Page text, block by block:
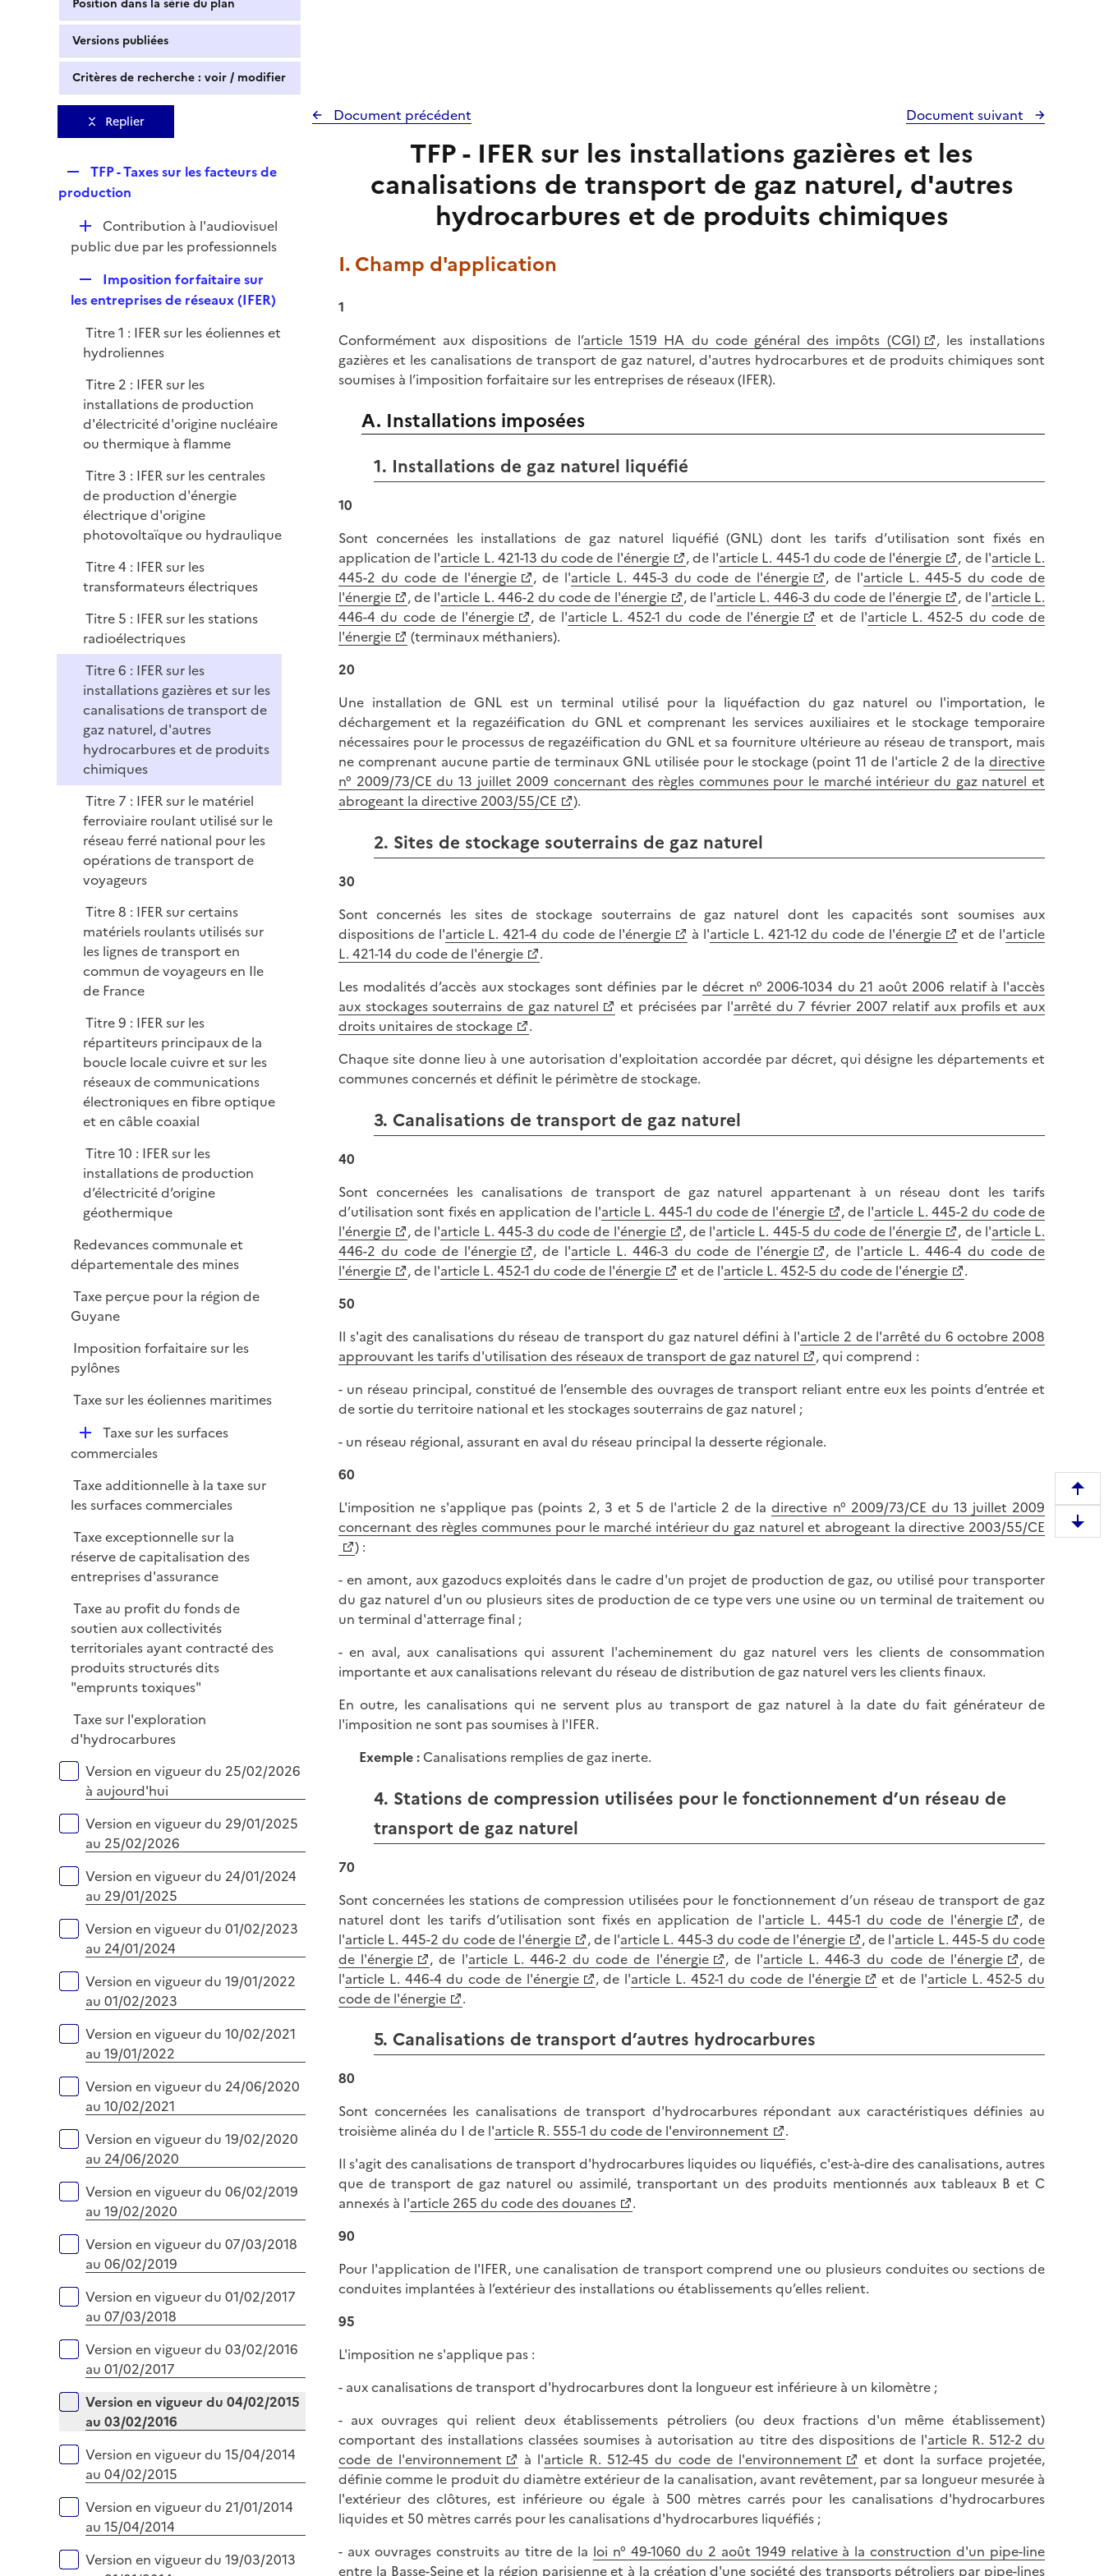
Position dans la série du plan
Versions publiées
Critères de recherche : voir / modifier
Replier
e
l
i
TFP - Taxes sur les facteurs de
production
D
é
i
e
r
Contribution à l'audiovisuel
public due par les professionnels
e
l
i
e
Imposition forfaitaire sur
les entreprises de réseaux (IFER)
Titre 1 : IFER sur les éoliennes et
hydroliennes
Titre 2 : IFER sur les
installations de production
d'électricité d'origine nucléaire
ou thermique à flamme
Titre 3 : IFER sur les centrales
de production d'énergie
électrique d'origine
photovoltaïque ou hydraulique
Titre 4 : IFER sur les
transformateurs électriques
Titre 5 : IFER sur les stations
radioélectriques
Titre 6 : IFER sur les
installations gazières et sur les
canalisations de transport de
gaz naturel, d'autres
hydrocarbures et de produits
chimiques
Titre 7 : IFER sur le matériel
ferroviaire roulant utilisé sur le
réseau ferré national pour les
opérations de transport de
voyageurs
Titre 8 : IFER sur certains
matériels roulants utilisés sur
les lignes de transport en
commun de voyageurs en Ile
de France
Titre 9 : IFER sur les
répartiteurs principaux de la
boucle locale cuivre et sur les
réseaux de communications
électroniques en fibre optique
et en câble coaxial
Titre 10 : IFER sur les
installations de production
d’électricité d’origine
géothermique
Redevances communale et
départementale des mines
Taxe perçue pour la région de
Guyane
Imposition forfaitaire sur les
pylônes
Taxe sur les éoliennes maritimes
D
é
l
i
e
r
Taxe sur les surfaces
commerciales
Taxe additionnelle à la taxe sur
les surfaces commerciales
Taxe exceptionnelle sur la
réserve de capitalisation des
entreprises d'assurance
Taxe au profit du fonds de
soutien aux collectivités
territoriales ayant contracté des
produits structurés dits
"emprunts toxiques"
Taxe sur l'exploration
d'hydrocarbures
Versions sur la période
Version en vigueur du 25/02/2026
à aujourd'hui
Version en vigueur du 29/01/2025
au 25/02/2026
Version en vigueur du 24/01/2024
au 29/01/2025
Version en vigueur du 01/02/2023
au 24/01/2024
Version en vigueur du 19/01/2022
au 01/02/2023
Version en vigueur du 10/02/2021
au 19/01/2022
Version en vigueur du 24/06/2020
au 10/02/2021
Version en vigueur du 19/02/2020
au 24/06/2020
Version en vigueur du 06/02/2019
au 19/02/2020
Version en vigueur du 07/03/2018
au 06/02/2019
Version en vigueur du 01/02/2017
au 07/03/2018
Version en vigueur du 03/02/2016
au 01/02/2017
Version en vigueur du 04/02/2015
au 03/02/2016
Version en vigueur du 15/04/2014
au 04/02/2015
Version en vigueur du 21/01/2014
au 15/04/2014
Version en vigueur du 19/03/2013
Document précédent Document suivant
TFP - IFER sur les installations gazières et les
canalisations de transport de gaz naturel, d'autres
hydrocarbures et de produits chimiques
I. Champ d'application
1
Conformément aux dispositions de l’article 1519 HA du code général des impôts (CGI)
, les installations
gazières et les canalisations de transport de gaz naturel, d'autres hydrocarbures et de produits chimiques sont
soumises à l’imposition forfaitaire sur les entreprises de réseaux (IFER).
A. Installations imposées
1. Installations de gaz naturel liquéfié
10
Sont concernées les installations de gaz naturel liquéfié (GNL) dont les tarifs d’utilisation sont fixés en
application de l'article L. 421-13 du code de l'énergie , de l'article L. 445-1 du code de l'énergie , de l'article L.
445-2 du code de l'énergie
, de l'article L. 445-3 du code de l'énergie , de l'article L. 445-5 du code de
l'énergie
, de l'article L. 446-2 du code de l'énergie , de l'article L. 446-3 du code de l'énergie , de l'article L.
446-4 du code de l'énergie
, de l'article L. 452-1 du code de l'énergie et de l'article L. 452-5 du code de
l'énergie
(terminaux méthaniers).
20
Une installation de GNL est un terminal utilisé pour la liquéfaction du gaz naturel ou l'importation, le
déchargement et la regazéification du GNL et comprenant les services auxiliaires et le stockage temporaire
nécessaires pour le processus de regazéification du GNL et sa fourniture ultérieure au réseau de transport, mais
ne comprenant aucune partie de terminaux GNL utilisée pour le stockage (point 11 de l'article 2 de la directive
n° 2009/73/CE du 13 juillet 2009 concernant des règles communes pour le marché intérieur du gaz naturel et
abrogeant la directive 2003/55/CE
).
2. Sites de stockage souterrains de gaz naturel
30
Sont concernés les sites de stockage souterrains de gaz naturel dont les capacités sont soumises aux
dispositions de l'article L. 421-4 du code de l'énergie à l'article L. 421-12 du code de l'énergie et de l'article
L. 421-14 du code de l'énergie
.
Les modalités d’accès aux stockages sont définies par le décret n° 2006-1034 du 21 août 2006 relatif à l'accès
aux stockages souterrains de gaz naturel
et précisées par l'arrêté du 7 février 2007 relatif aux profils et aux
droits unitaires de stockage
.
Chaque site donne lieu à une autorisation d'exploitation accordée par décret, qui désigne les départements et
communes concernés et définit le périmètre de stockage.
3. Canalisations de transport de gaz naturel
40
Sont concernées les canalisations de transport de gaz naturel appartenant à un réseau dont les tarifs
d’utilisation sont fixés en application de l'article L. 445-1 du code de l'énergie , de l'article L. 445-2 du code de
l'énergie
, de l'article L. 445-3 du code de l'énergie , de l'article L. 445-5 du code de l'énergie , de l'article L.
446-2 du code de l'énergie
, de l'article L. 446-3 du code de l'énergie , de l'article L. 446-4 du code de
l'énergie
, de l'article L. 452-1 du code de l'énergie et de l'article L. 452-5 du code de l'énergie
.
50
Il s'agit des canalisations du réseau de transport du gaz naturel défini à l'article 2 de l'arrêté du 6 octobre 2008
approuvant les tarifs d'utilisation des réseaux de transport de gaz naturel
, qui comprend :
- un réseau principal, constitué de l’ensemble des ouvrages de transport reliant entre eux les points d’entrée et
de sortie du territoire national et les stockages souterrains de gaz naturel ;
- un réseau régional, assurant en aval du réseau principal la desserte régionale.
60
L'imposition ne s'applique pas (points 2, 3 et 5 de l'article 2 de ladirective n° 2009/73/CE du 13 juillet 2009
concernant des règles communes pour le marché intérieur du gaz naturel et abrogeant la directive 2003/55/CE
) :
- en amont, aux gazoducs exploités dans le cadre d'un projet de production de gaz, ou utilisé pour transporter
du gaz naturel d'un ou plusieurs sites de production de ce type vers une usine ou un terminal de traitement ou
un terminal d'atterrage final ;
- en aval, aux canalisations qui assurent l'acheminement du gaz naturel vers les clients de consommation
importante et aux canalisations relevant du réseau de distribution de gaz naturel vers les clients finaux.
En outre, les canalisations qui ne servent plus au transport de gaz naturel à la date du fait générateur de
l'imposition ne sont pas soumises à l'IFER.
Exemple:Canalisations remplies de gaz inerte.
4. Stations de compression utilisées pour le fonctionnement d’un réseau de
transport de gaz naturel
70
Sont concernées les stations de compression utilisées pour le fonctionnement d’un réseau de transport de gaz
naturel dont les tarifs d’utilisation sont fixés en application de l'article L. 445-1 du code de l'énergie
, de
l'article L. 445-2 du code de l'énergie , de l'article L. 445-3 du code de l'énergie , de l'article L. 445-5 du code
de l'énergie
, de l'article L. 446-2 du code de l'énergie , de l'article L. 446-3 du code de l'énergie
, de
l'article L. 446-4 du code de l'énergie , de l'article L. 452-1 du code de l'énergie et de l'article L. 452-5 du
code de l'énergie
.
5. Canalisations de transport d’autres hydrocarbures
80
Sont concernées les canalisations de transport d'hydrocarbures répondant aux caractéristiques définies au
troisième alinéa du I de l'article R. 555-1 du code de l'environnement
.
Il s'agit des canalisations de transport d'hydrocarbures liquides ou liquéfiés, c'est-à-dire des canalisations, autres
que de transport de gaz naturel ou assimilé, transportant un des produits mentionnés aux tableaux B et C
annexés à l'article 265 du code des douanes
.
90
Pour l'application de l'IFER, une canalisation de transport comprend une ou plusieurs conduites ou sections de
conduites implantées à l’extérieur des installations ou établissements qu’elles relient.
95
L'imposition ne s'applique pas :
- aux canalisations de transport d'hydrocarbures dont la longueur est inférieure à un kilomètre ;
- aux ouvrages qui relient deux établissements pétroliers (ou deux fractions d'un même établissement)
comportant des installations classées soumises à autorisation au titre des dispositions de l'article R. 512-2 du
code de l'environnement
à l'article R. 512-45 du code de l'environnement
et dont la surface projetée,
définie comme le produit du diamètre extérieur de la canalisation, avant revêtement, par sa longueur mesurée à
l'extérieur des clôtures, est inférieure ou égale à 500 mètres carrés pour les canalisations d'hydrocarbures
liquides et 50 mètres carrés pour les canalisations d'hydrocarbures liquéfiés ;
- aux ouvrages construits au titre de la loi n° 49-1060 du 2 août 1949 relative à la construction d'un pipe-line
entre la Basse-Seine et la région parisienne et à la création d'une société des transports pétroliers par pipe-lines
e
m
D